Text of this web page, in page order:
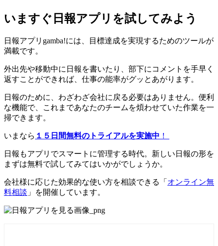
いますぐ日報アプリを試してみよう
日報アプリgamba!には、目標達成を実現するためのツールが
満載です。
外出先や移動中に日報を書いたり、部下にコメントを手早く
返すことができれば、仕事の能率がグッとあがります。
日報のために、わざわざ会社に戻る必要はありません。便利
な機能で、これまであなたのチームを煩わせていた作業を一
掃できます。
いまなら １５日間無料のトライアルを実施中 ！
日報もアプリでスマートに管理する時代。新しい日報の形を
まずは無料で試してみてはいかがでしょうか。
会社様に応じた効果的な使い方を相談できる「 オンライン無
料相談 」を開催しています。